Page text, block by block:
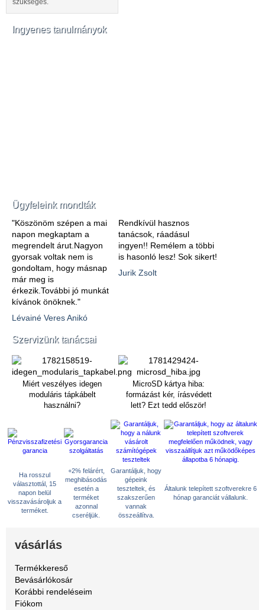
szükséges.
Ingyenes tanulmányok
Ügyfeleink mondták
"Köszönöm szépen a mai
napon megkaptam a
megrendelt árut.Nagyon
gyorsak voltak nem is
gondoltam, hogy másnap
már meg is
érkezik.További jó munkát
kívánok önöknek."
Lévainé Veres Anikó
Rendkívül hasznos
tanácsok, ráadásul
ingyen!! Remélem a többi
is hasonló lesz! Sok sikert!
Jurik Zsolt
Szervizünk tanácsai
Miért veszélyes idegen
moduláris tápkábelt
használni?
MicroSD kártya hiba:
formázást kér, írásvédett
lett? Ezt tedd először!
Ha rosszul
választottál, 15
napon belül
visszavásároljuk a
terméket.
+2% felárért,
meghibásodás
esetén a
terméket
azonnal
cseréljük.
Garantáljuk, hogy
gépeink
teszteltek, és
szakszerűen
vannak
összeállítva.
Általunk telepített szoftverekre 6
hónap garanciát vállalunk.
vásárlás
Termékkereső
Bevásárlókosár
Korábbi rendeléseim
Fiókom